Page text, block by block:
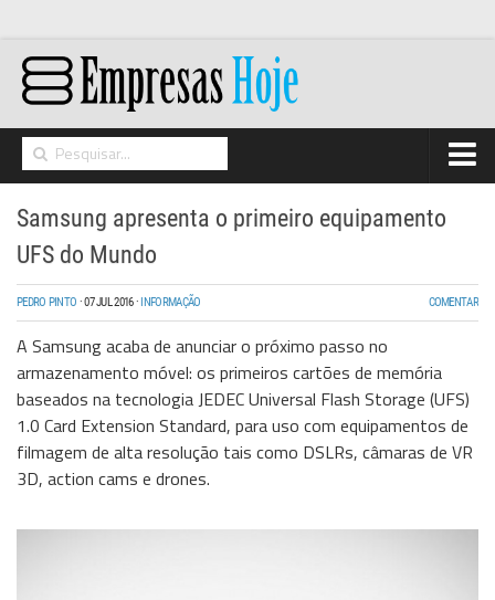
Home
Networking
Segurança
High Tech
Hosting/Cloud
I&D
Opinião
Storage
Wireless
Samsung apresenta o primeiro equipamento
UFS do Mundo
PEDRO PINTO ·07 JUL 2016· INFORMAÇÃO COMENTAR
A Samsungacaba de anunciar o próximo passo no
armazenamento móvel: os primeiros cartões de memória
baseados na tecnologia JEDEC Universal Flash Storage (UFS)
1.0 Card Extension Standard, para uso com equipamentos de
filmagem de alta resolução tais como DSLRs, câmaras de VR
3D, action cams e drones.